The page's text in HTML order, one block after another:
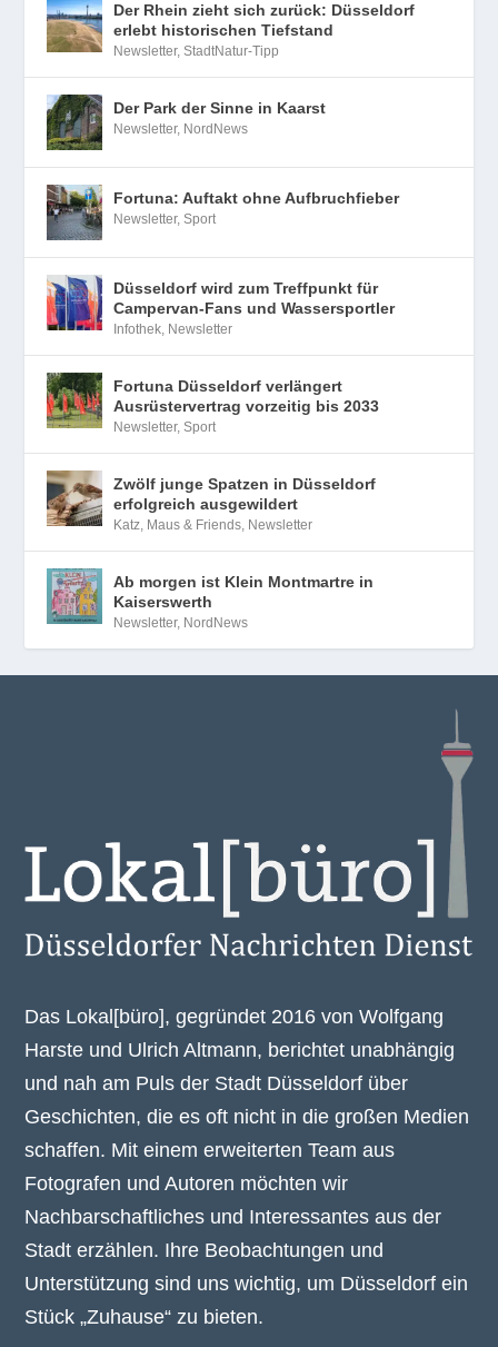
Der Rhein zieht sich zurück: Düsseldorf
erlebt historischen Tiefstand
Newsletter,StadtNatur-Tipp
Der Park der Sinne in Kaarst
Newsletter, NordNews
Fortuna: Auftakt ohne Aufbruchfieber
Newsletter,Sport
Düsseldorf wird zum Treffpunkt für
Campervan-Fans und Wassersportler
Infothek, Newsletter
Fortuna Düsseldorf verlängert
Ausrüstervertrag vorzeitig bis 2033
Newsletter,Sport
Zwölf junge Spatzen in Düsseldorf
erfolgreich ausgewildert
Katz, Maus & Friends, Newsletter
Ab morgen ist Klein Montmartre in
Kaiserswerth
Newsletter, NordNews
Das Lokal[büro], gegründet 2016 von Wolfgang
Harste und Ulrich Altmann, berichtet unabhängig
und nah am Puls der Stadt Düsseldorf über
Geschichten, die es oft nicht in die großen Medien
schaffen. Mit einem erweiterten Team aus
Fotografen und Autoren möchten wir
Nachbarschaftliches und Interessantes aus der
Stadt erzählen. Ihre Beobachtungen und
Unterstützung sind uns wichtig, um Düsseldorf ein
Stück „Zuhause“ zu bieten.